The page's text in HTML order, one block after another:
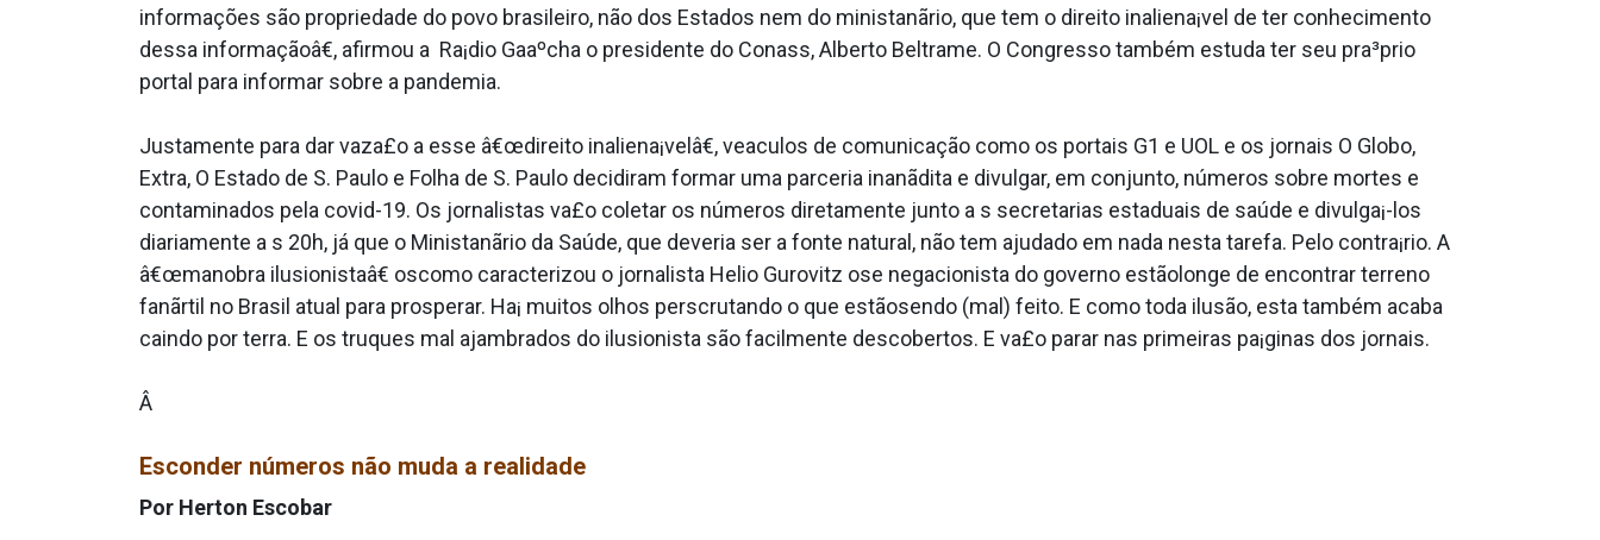
informações são propriedade do povo brasileiro, não dos Estados nem do ministanãrio, que tem o direito inaliena¡vel de ter conhecimento
dessa informaçãoâ€, afirmou a Ra¡dio Gaaºcha o presidente do Conass, Alberto Beltrame. O Congresso também estuda ter seu pra³prio
portal para informar sobre a pandemia.
Justamente para dar vaza£o a esse â€œdireito inaliena¡velâ€, vea­culos de comunicação como os portais G1 e UOL e os jornais O Globo,
Extra, O Estado de S. Paulo e Folha de S. Paulo decidiram formar uma parceria inanãdita e divulgar, em conjunto, números sobre mortes e
contaminados pela covid-19. Os jornalistas va£o coletar os números diretamente junto a s secretarias estaduais de saúde e divulga¡-los
diariamente a s 20h, já que o Ministanãrio da Saúde, que deveria ser a fonte natural, não tem ajudado em nada nesta tarefa. Pelo contra¡rio. A
â€œmanobra ilusionistaâ€ oscomo caracterizou o jornalista Helio Gurovitz ose negacionista do governo estãolonge de encontrar terreno
fanãrtil no Brasil atual para prosperar. Ha¡ muitos olhos perscrutando o que estãosendo (mal) feito. E como toda ilusão, esta também acaba
caindo por terra. E os truques mal ajambrados do ilusionista são facilmente descobertos. E va£o parar nas primeiras pa¡ginas dos jornais.
Â
Esconder números não muda a realidade
Por Herton Escobar